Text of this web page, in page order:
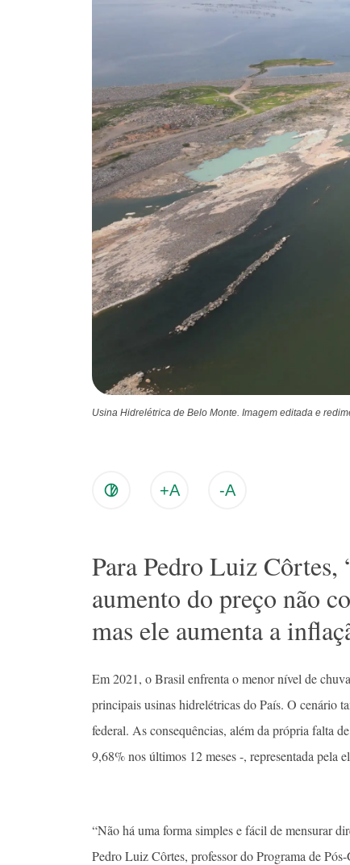
Usina Hidrelétrica de Belo Monte. Imagem editada e
+A -A
Para Pedro Luiz
aumento do preço não
mas ele aumenta a
Em 2021, o Brasil enfrenta o menor nível de
principais usinas hidrelétricas do País. O cenário
federal. As consequências, além da própria falta
9,68% nos últimos 12 meses -, representada pela
“Não há uma forma simples e fácil de mensurar
Pedro Luiz Côrtes, professor do Programa de